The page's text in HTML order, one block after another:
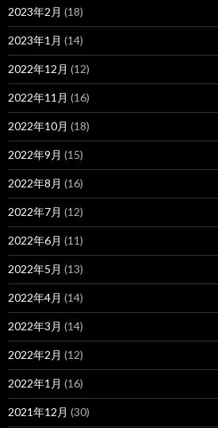
2023年2月 (18)
2023年1月 (14)
2022年12月 (12)
2022年11月 (16)
2022年10月 (18)
2022年9月 (15)
2022年8月 (16)
2022年7月 (12)
2022年6月 (11)
2022年5月 (13)
2022年4月 (14)
2022年3月 (14)
2022年2月 (12)
2022年1月 (16)
2021年12月 (30)